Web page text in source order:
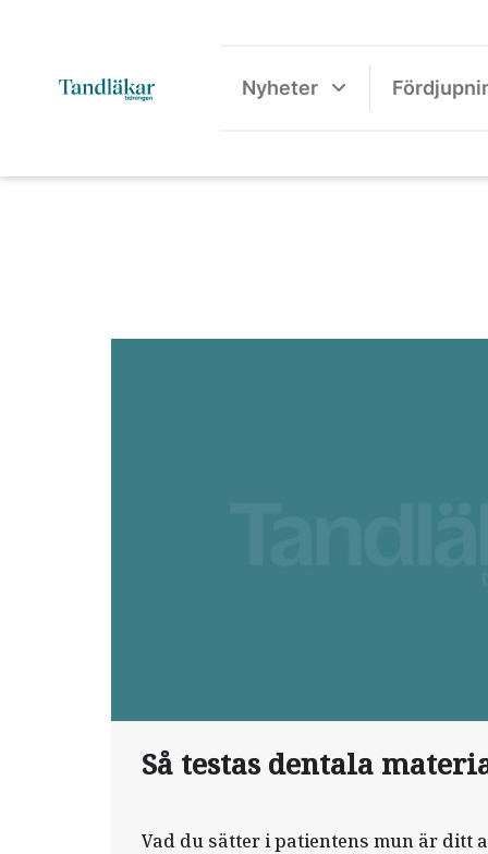
Nyheter
Så testas dentala
Vad du sätter i patientens mun är ditt